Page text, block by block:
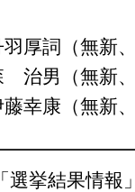
厚詞（無新
男（無新、
康（無新、
選挙結果情報